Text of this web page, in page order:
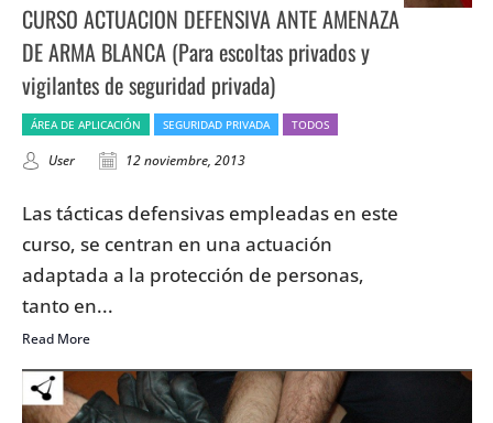
CURSO ACTUACION DEFENSIVA ANTE AMENAZA
DE ARMA BLANCA (Para escoltas privados y
vigilantes de seguridad privada)
ÁREA DE APLICACIÓN SEGURIDAD PRIVADA TODOS
User 12 noviembre, 2013
Las tácticas defensivas empleadas en este
curso, se centran en una actuación
adaptada a la protección de personas,
tanto en...
Read More